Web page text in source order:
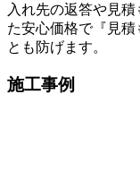
入れ先の返答や見
た安心価格で『見
とも防げます。
施工事例